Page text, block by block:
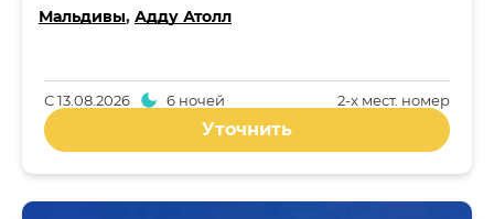
Мальдивы, Адду Атолл
2-x мест. номер
С13.08.2026 6 ночей
Уточнить